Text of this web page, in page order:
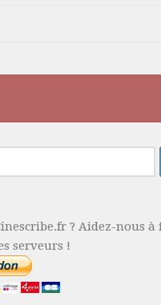
? Aidez-nous
serveurs !